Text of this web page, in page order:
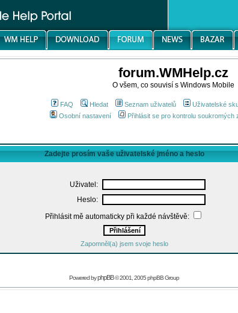
forum.WMHelp.cz
O všem, co souvisí s Windows Mobile
FAQ Hledat Seznam uživatelů Uživatelské
Osobní nastavení
Přihlásit se pro kontrolu soukromých
Zadejte prosím vaše uživatelské jméno a heslo
Uživatel:
Heslo:
Přihlásit mě automaticky při každé návštěvě:
Zapomněl(a) jsem svoje heslo
Powered byphpBB© 2001, 2005 phpBB Group